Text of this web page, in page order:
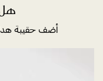
أضف حقيبة